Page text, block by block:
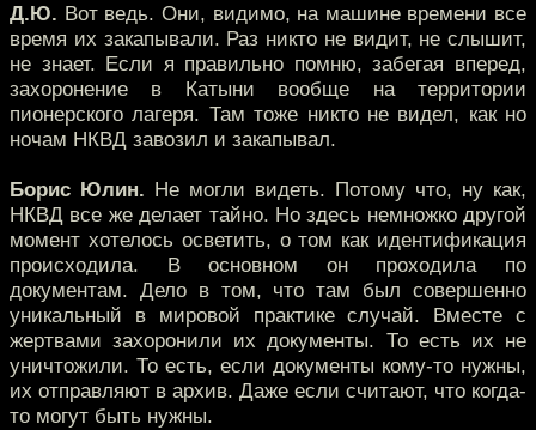
Д.Ю. Вот ведь. Они, видимо, на машине времени все
время их закапывали. Раз никто не видит, не слышит,
не знает. Если я правильно помню, забегая вперед,
захоронение в Катыни вообще на территории
пионерского лагеря. Там тоже никто не видел, как но
ночам НКВД завозил и закапывал.
Борис Юлин. Не могли видеть. Потому что, ну как,
НКВД все же делает тайно. Но здесь немножко другой
момент хотелось осветить, о том как идентификация
происходила. В основном он проходила по
документам. Дело в том, что там был совершенно
уникальный в мировой практике случай. Вместе с
жертвами захоронили их документы. То есть их не
уничтожили. То есть, если документы кому-то нужны,
их отправляют в архив. Даже если считают, что когда-
то могут быть нужны.